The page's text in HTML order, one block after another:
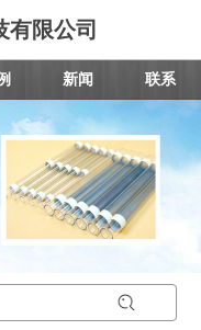
有限公司
新闻 联系